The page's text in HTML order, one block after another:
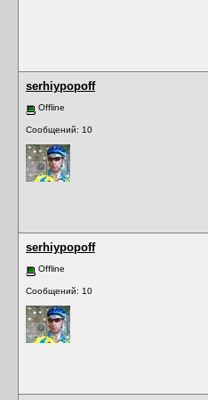
serhiypopoff
Offline
Сообщений: 10
serhiypopoff
Offline
Сообщений: 10